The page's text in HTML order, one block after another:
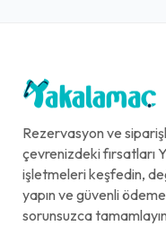
Rezervasyon ve
çevrenizdeki fırsatları
işletmeleri keşfedin,
yapın ve güvenli
sorunsuzca